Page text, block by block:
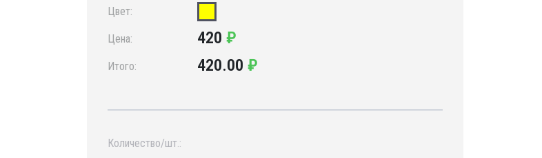
Цвет:
Цена: 420 ₽
Итого: 420.00 ₽
Количество/шт.: